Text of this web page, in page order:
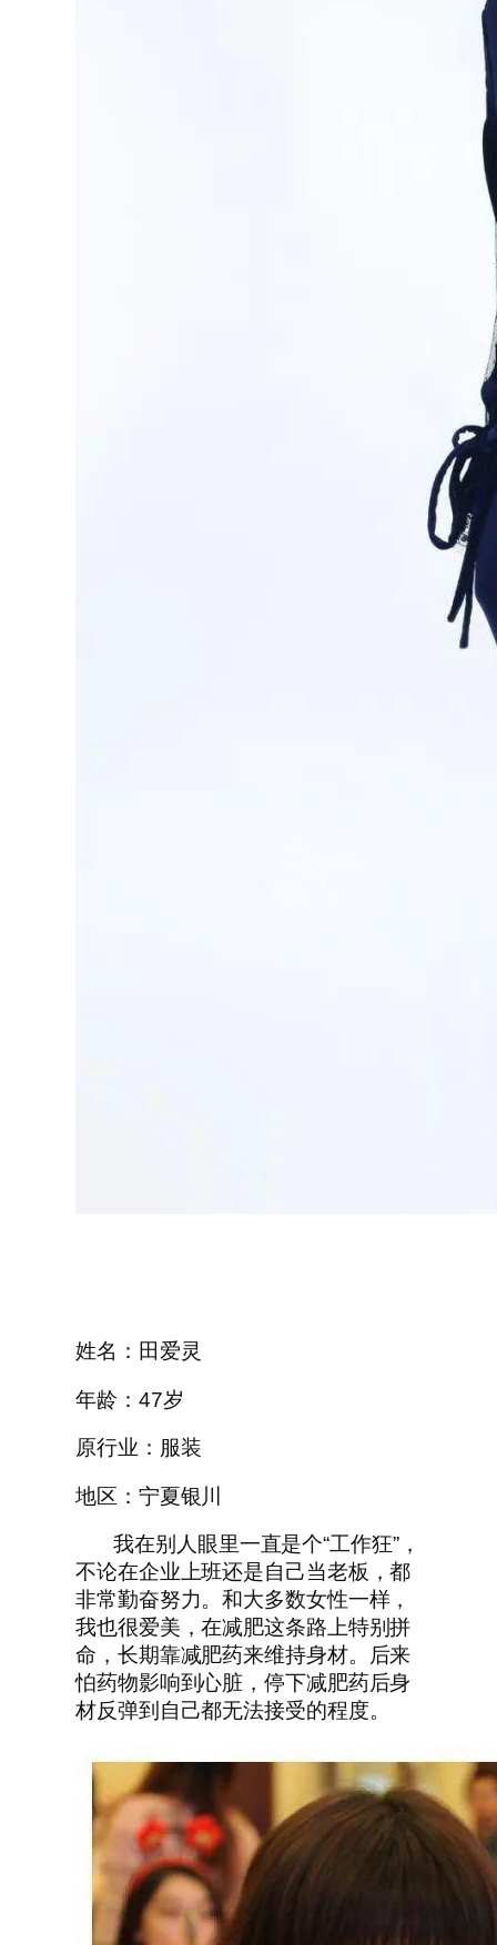
姓名：田爱灵
年龄：47岁
原行业：服装
地区：宁夏银川
我在别人眼里一直是个“工作狂”，
不论在企业上班还是自己当老板，都
非常勤奋努力。和大多数女性一样，
我也很爱美，在减肥这条路上特别拼
命，长期靠减肥药来维持身材。后来
怕药物影响到心脏，停下减肥药后身
材反弹到自己都无法接受的程度。